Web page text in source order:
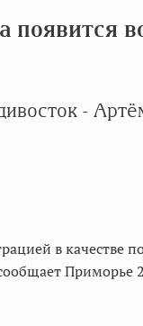
появится
-
в качестве
Приморье